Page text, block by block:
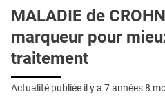
MALADIE de
marqueur pour
traitement
Actualité publiée il y a 7 années 8